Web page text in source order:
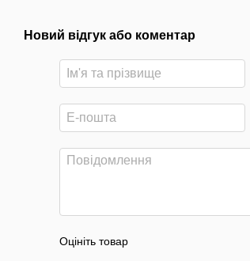
Новий відгук або коментар
Оцініть товар